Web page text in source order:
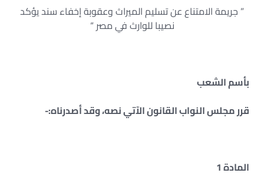
” جريمة الامتناع عن تسليم الميراث وعقوبة إخفاء سند يؤكد
نصيبا للوارث في مصر “
بأسم الشعب
قرر مجلس النواب القانون الآتي نصه، وقد أصدرناه:-
المادة 1